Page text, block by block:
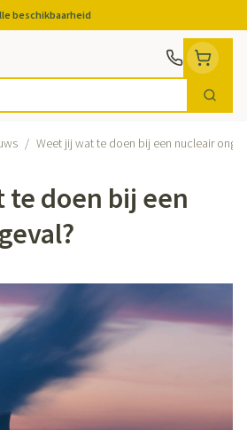
beschikbaarheid
Zoek
/ Weet jij wat te doen bij een nucleair
te doen bij een